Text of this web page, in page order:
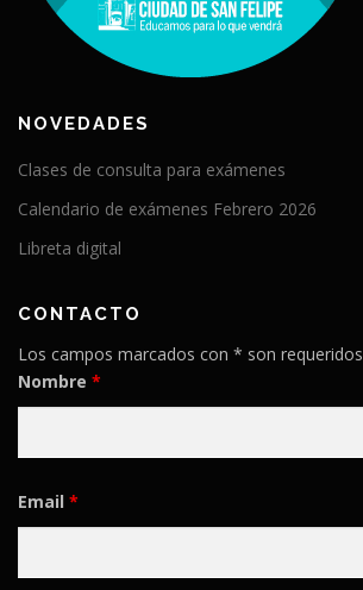
NOVEDADES
Clases de consulta para exámenes
Calendario de exámenes Febrero 2026
Libreta digital
CONTACTO
Los campos marcados con * son requeridos
Nombre *
Email *